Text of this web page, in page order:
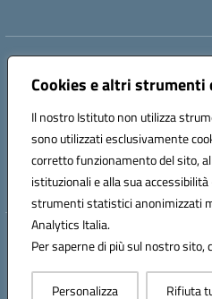
Cookies e altri strumenti
Il nostro Istituto non utilizza
sono utilizzati esclusivamente
corretto funzionamento del sito,
istituzionali e alla sua
strumenti statistici anonimizzati
Analytics Italia.
Per saperne di più sul nostro sito,
Personalizza Rifiuta
Indirizzo:
Centralino:0921562586 Email:
Codice fiscale: 96021870827
Codice meccanografico:
PAIC820003
ERASMUS PLUS
Hosting & Powered
Concept & Design